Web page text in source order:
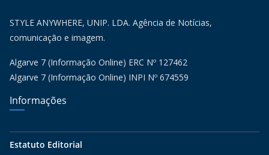
STYLE ANYWHERE, UNIP. LDA. Agência de Notícias,
comunicação e imagem.
Algarve 7 (Informação Online) ERC Nº 127462
Algarve 7 (Informação Online) INPI Nº 674559
Informações
Estatuto Editorial